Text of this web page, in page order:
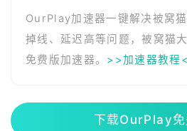
OurPlay加速器一键解决被窝
掉线、延迟高等问题，被窝猫
免费版加速器。 >>加速器教程
下载OurPlay免